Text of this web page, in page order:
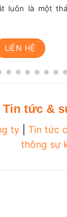
luôn là một
LIÊN HỆ
Tin tức &
ty| Tin tức
thông sự